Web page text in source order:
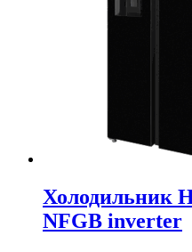
Холодильник
NFGB inverter